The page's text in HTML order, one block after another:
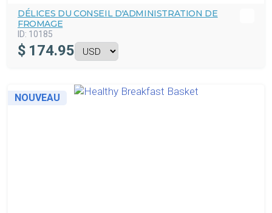
DÉLICES DU CONSEIL D'ADMINISTRATION DE
FROMAGE
ID: 10185
$ 174.95
NOUVEAU